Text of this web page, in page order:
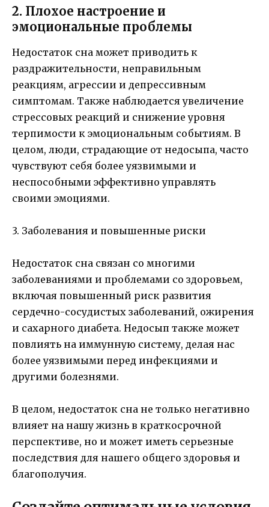
2. Плохое настроение и
эмоциональные проблемы
Недостаток сна может приводить к
раздражительности, неправильным
реакциям, агрессии и депрессивным
симптомам. Также наблюдается увеличение
стрессовых реакций и снижение уровня
терпимости к эмоциональным событиям. В
целом, люди, страдающие от недосыпа, часто
чувствуют себя более уязвимыми и
неспособными эффективно управлять
своими эмоциями.
3. Заболевания и повышенные риски
Недостаток сна связан со многими
заболеваниями и проблемами со здоровьем,
включая повышенный риск развития
сердечно-сосудистых заболеваний, ожирения
и сахарного диабета. Недосып также может
повлиять на иммунную систему, делая нас
более уязвимыми перед инфекциями и
другими болезнями.
В целом, недостаток сна не только негативно
влияет на нашу жизнь в краткосрочной
перспективе, но и может иметь серьезные
последствия для нашего общего здоровья и
благополучия.